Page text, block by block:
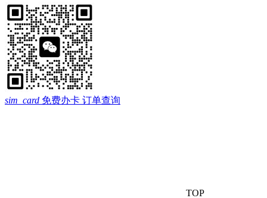
sim_card 免费办卡 订单查询
TOP